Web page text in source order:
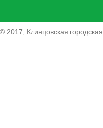
© 2017, Клинцовская